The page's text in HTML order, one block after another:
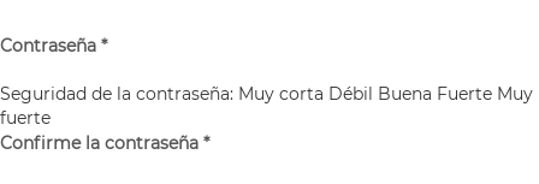
Contraseña *
Seguridad de la contraseña: Muy corta Débil Buena Fuerte Muy
fuerte
Confirme la contraseña *